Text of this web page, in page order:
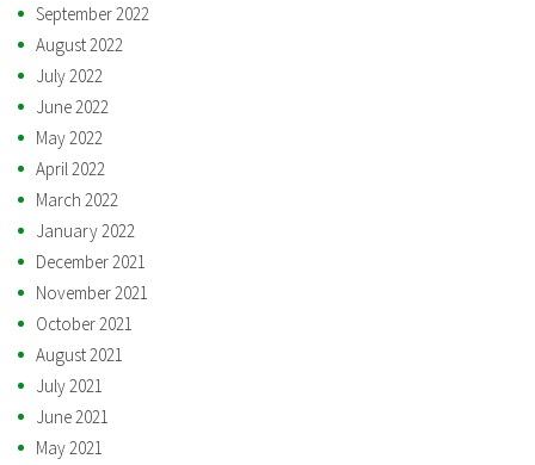
September 2022
August 2022
July 2022
June 2022
May 2022
April 2022
March 2022
January 2022
December 2021
November 2021
October 2021
August 2021
July 2021
June 2021
May 2021